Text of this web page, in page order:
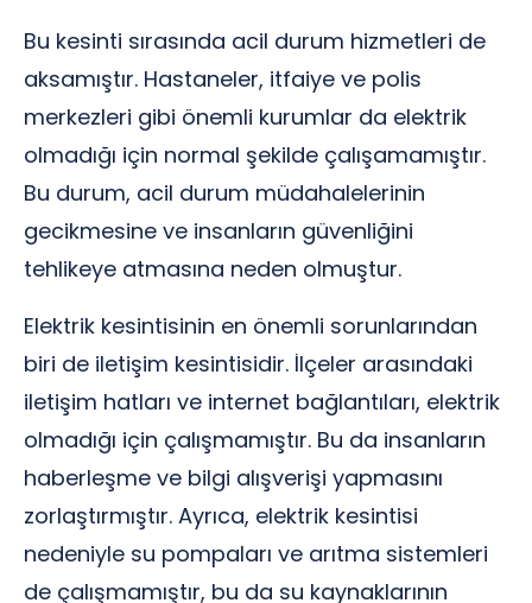
Bu kesinti sırasında acil durum hizmetleri de
aksamıştır. Hastaneler, itfaiye ve polis
merkezleri gibi önemli kurumlar da elektrik
olmadığı için normal şekilde çalışamamıştır.
Bu durum, acil durum müdahalelerinin
gecikmesine ve insanların güvenliğini
tehlikeye atmasına neden olmuştur.
Elektrik kesintisinin en önemli sorunlarından
biri de iletişim kesintisidir. İlçeler arasındaki
iletişim hatları ve internet bağlantıları, elektrik
olmadığı için çalışmamıştır. Bu da insanların
haberleşme ve bilgi alışverişi yapmasını
zorlaştırmıştır. Ayrıca, elektrik kesintisi
nedeniyle su pompaları ve arıtma sistemleri
de çalışmamıştır, bu da su kaynaklarının